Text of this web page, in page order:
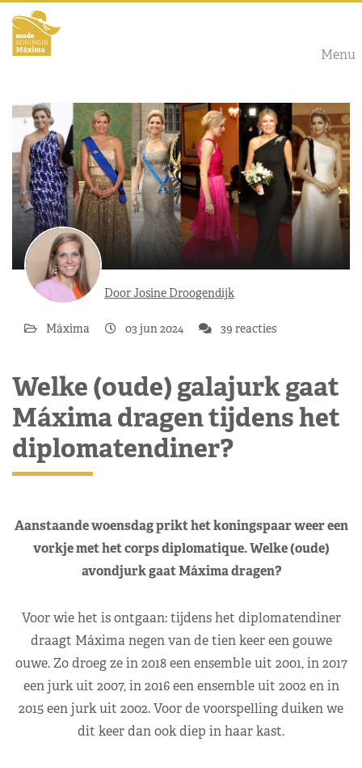
Menu
Door Josine Droogendijk
Máxima 03 jun 2024 39 reacties
Welke (oude) galajurk gaat
Máxima dragen tijdens het
diplomatendiner?
Aanstaande woensdag prikt het koningspaar weer een
vorkje met het corps diplomatique. Welke (oude)
avondjurk gaat Máxima dragen?
Voor wie het is ontgaan: tijdens het diplomatendiner
draagt Máxima negen van de tien keer een gouwe
ouwe. Zo droeg ze in 2018 een ensemble uit 2001, in 2017
een jurk uit 2007, in 2016 een ensemble uit 2002 en in
2015 een jurk uit 2002. Voor de voorspelling duiken we
dit keer dan ook diep in haar kast.